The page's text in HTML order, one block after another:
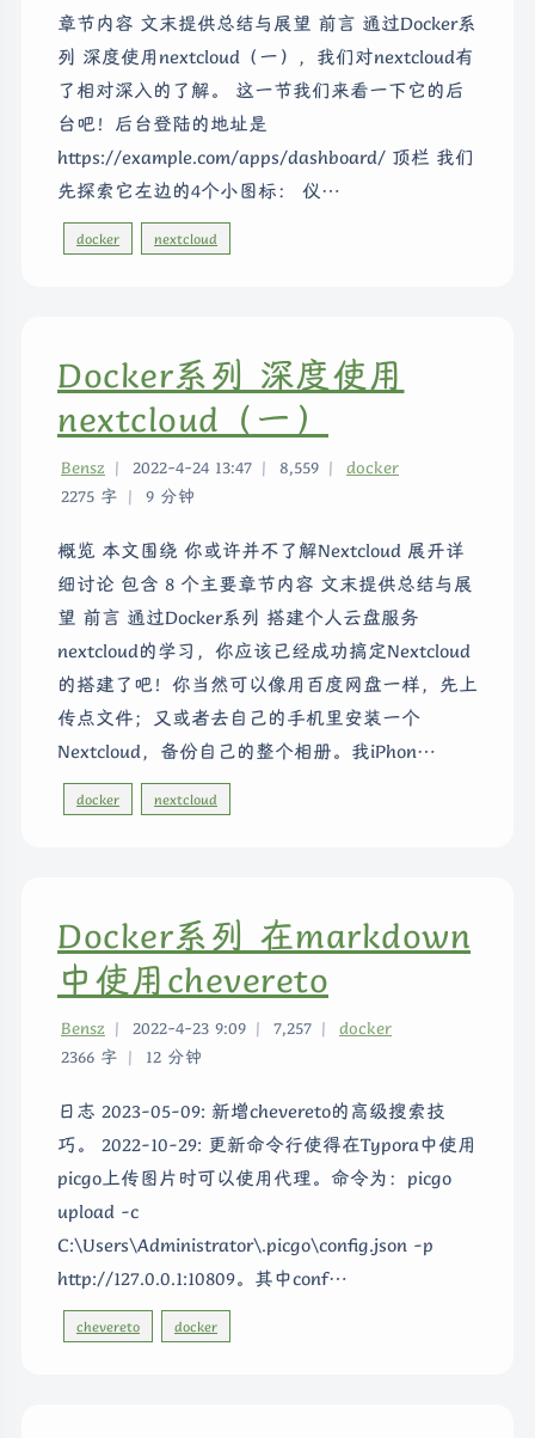
章节内容 文末提供总结与展望 前言 通过Docker系
列 深度使用nextcloud（一），我们对nextcloud有
了相对深入的了解。 这一节我们来看一下它的后
台吧！后台登陆的地址是
https://example.com/apps/dashboard/ 顶栏 我们
先探索它左边的4个小图标： 仪…
docker nextcloud
Docker系列 深度使用
nextcloud（一）
Bensz | 2022-4-24 13:47 | 8,559 |
docker
2275 字 | 9 分钟
概览 本文围绕 你或许并不了解Nextcloud 展开详
细讨论 包含 8 个主要章节内容 文末提供总结与展
望 前言 通过Docker系列 搭建个人云盘服务
nextcloud的学习，你应该已经成功搞定Nextcloud
的搭建了吧！你当然可以像用百度网盘一样，先上
传点文件；又或者去自己的手机里安装一个
Nextcloud，备份自己的整个相册。我iPhon…
docker nextcloud
Docker系列 在markdown
中使用chevereto
Bensz | 2022-4-23 9:09 | 7,257 |
docker
2366 字 | 12 分钟
日志 2023-05-09: 新增chevereto的高级搜索技
巧。 2022-10-29: 更新命令行使得在Typora中使用
picgo上传图片时可以使用代理。命令为：picgo
upload -c
C:\Users\Administrator\.picgo\config.json -p
http://127.0.0.1:10809。其中conf…
chevereto docker